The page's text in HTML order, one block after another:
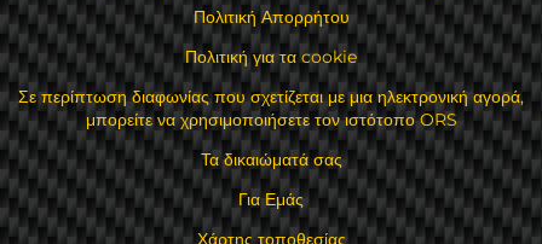
Πολιτική Απορρήτου
Πολιτική για τα cookie
Σε περίπτωση διαφωνίας που σχετίζεται με μια ηλεκτρονική αγορά,
μπορείτε να χρησιμοποιήσετε τον ιστότοπο ORS
Τα δικαιώματά σας
Για Εμάς
Χάρτης τοποθεσίας